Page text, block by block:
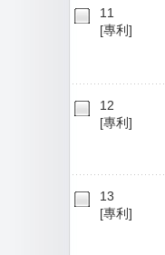
11
[專利]
12
[專利]
13
[專利]